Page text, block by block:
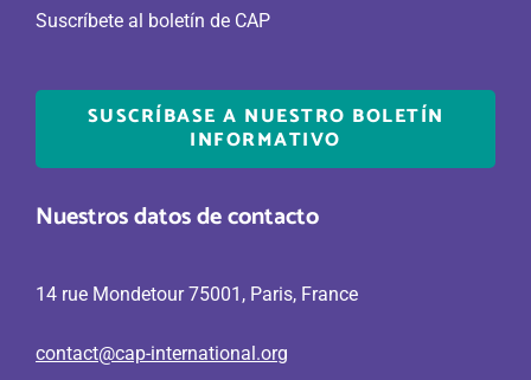
Nuestros datos de contacto
14 rue Mondetour 75001, Paris, France
contact@cap-international.org
Suscríbete al boletín de CAP
SUSCRÍBASE A NUESTRO BOLETÍN
INFORMATIVO